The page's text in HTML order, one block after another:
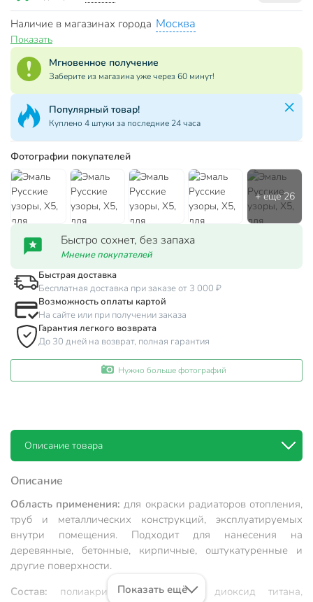
Наличие в магазинах города Москва
Показать
Мгновенное получение
Заберите из магазина уже через 60 минут!
Популярный товар!
Куплено 4 штуки за последние 24 часа
Фотографии покупателей
Быстро сохнет, без запаха
Мнение покупателей
Быстрая доставка
Бесплатная доставка при заказе от 3 000 ₽
Возможность оплаты картой
На сайте или при получении заказа
Гарантия легкого возврата
До 30 дней на возврат, полная гарантия
Нужно больше фотографий
Описание товара
Описание
Область применения: для окраски радиаторов отопления,
труб и металлических конструкций, эксплуатируемых
внутри помещения. Подходит для нанесения на
деревянные, бетонные, кирпичные, оштукатуренные и
другие поверхности.
Состав: полиакриловая дисперсия, диоксид титана,
Показать ещё